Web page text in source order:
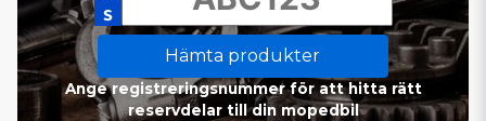
Hämta produkter
Ange registreringsnummer för att hitta rätt
reservdelar till din mopedbil